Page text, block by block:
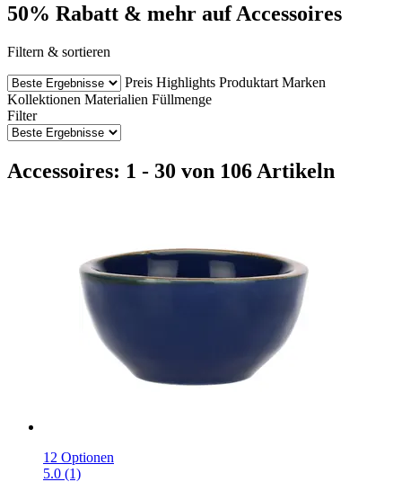
50% Rabatt & mehr auf Accessoires
Filtern & sortieren
Preis Highlights Produktart Marken
Kollektionen Materialien Füllmenge
Filter
Accessoires: 1 - 30 von 106 Artikeln
12 Optionen
5.0 (1)